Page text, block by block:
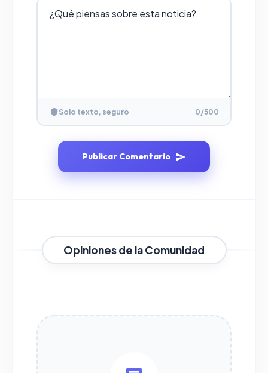
Solo texto, seguro 0/500
Publicar Comentario
Opiniones de la Comunidad